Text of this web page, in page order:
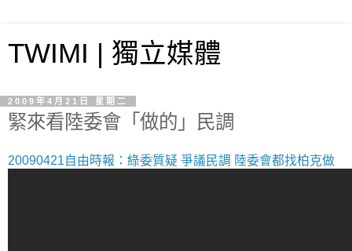
TWIMI | 獨立媒體
2009年4月21日 星期二
緊來看陸委會「做的」民調
20090421自由時報：綠委質疑 爭議民調 陸委會都找柏克做